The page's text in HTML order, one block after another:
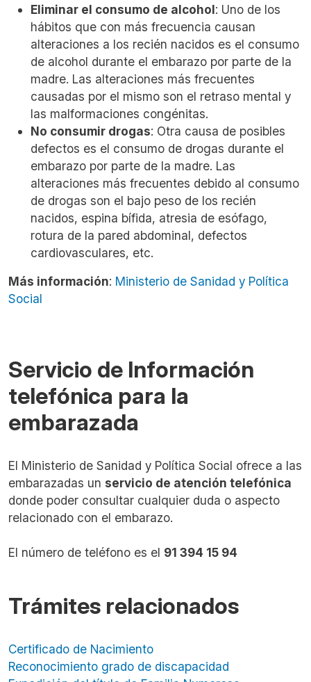
Eliminar el consumo de alcohol: Uno de los
hábitos que con más frecuencia causan
alteraciones a los recién nacidos es el consumo
de alcohol durante el embarazo por parte de la
madre. Las alteraciones más frecuentes
causadas por el mismo son el retraso mental y
las malformaciones congénitas.
No consumir drogas: Otra causa de posibles
defectos es el consumo de drogas durante el
embarazo por parte de la madre. Las
alteraciones más frecuentes debido al consumo
de drogas son el bajo peso de los recién
nacidos, espina bífida, atresia de esófago,
rotura de la pared abdominal, defectos
cardiovasculares, etc.
Más información: Ministerio de Sanidad y Política
Social
Servicio de Información
telefónica para la
embarazada
El Ministerio de Sanidad y Política Social ofrece a las
embarazadas un servicio de atención telefónica
donde poder consultar cualquier duda o aspecto
relacionado con el embarazo.
El número de teléfono es el 91 394 15 94
Trámites relacionados
Certificado de Nacimiento
Reconocimiento grado de discapacidad